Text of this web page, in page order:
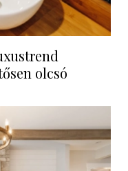
olcsó